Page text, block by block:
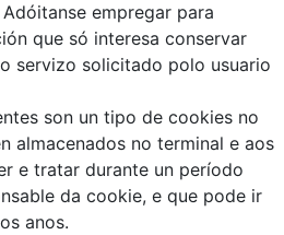
empregar para
que só interesa conservar
servizo solicitado polo usuario
son un tipo de cookies no
almacenados no terminal e aos
e tratar durante un período
da cookie, e que pode ir
anos.